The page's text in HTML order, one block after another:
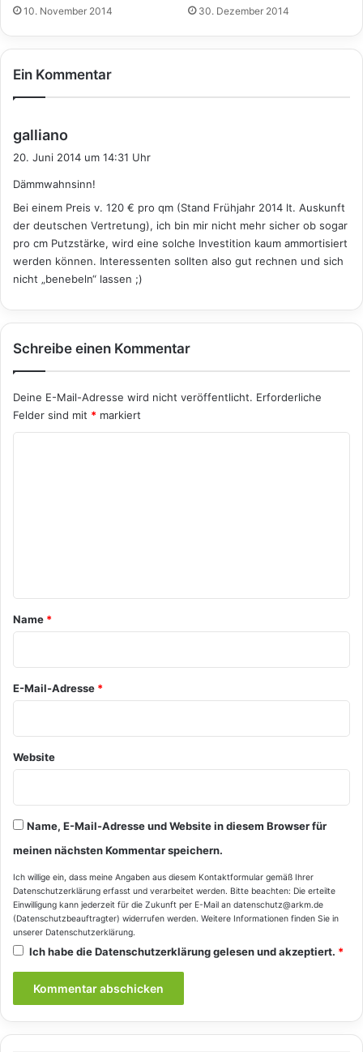
10. November 2014 30. Dezember 2014
Ein Kommentar
galliano
t
:
20. Juni 2014 um 14:31 Uhr
Dämmwahnsinn!
Bei einem Preis v. 120 € pro qm (Stand Frühjahr 2014 lt. Auskunft
der deutschen Vertretung), ich bin mir nicht mehr sicher ob sogar
pro cm Putzstärke, wird eine solche Investition kaum ammortisiert
werden können. Interessenten sollten also gut rechnen und sich
nicht „benebeln“ lassen ;)
Schreibe einen Kommentar
Deine E-Mail-Adresse wird nicht veröffentlicht. Erforderliche
Felder sind mit * markiert
a
*
Name *
E-Mail-Adresse *
Website
Name, E-Mail-Adresse und Website in diesem Browser für
meinen nächsten Kommentar speichern.
Ich willige ein, dass meine Angaben aus diesem Kontaktformular gemäß Ihrer
Datenschutzerklärung erfasst und verarbeitet werden. Bitte beachten: Die erteilte
Einwilligung kann jederzeit für die Zukunft per E-Mail an datenschutz@arkm.de
(Datenschutzbeauftragter) widerrufen werden. Weitere Informationen finden Sie in
unserer Datenschutzerklärung.
Ich habe dieDatenschutzerklärunggelesen und akzeptiert. *